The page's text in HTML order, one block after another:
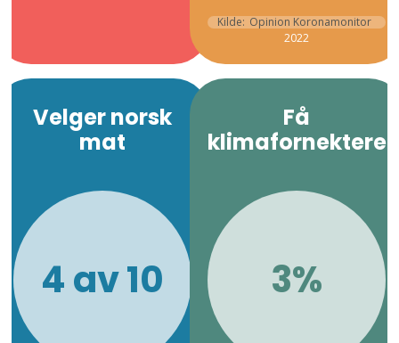
Kilde: Opinion Koronamonitor
2022
Velger norsk
mat
4 av 10
Få
klimafornektere
3%